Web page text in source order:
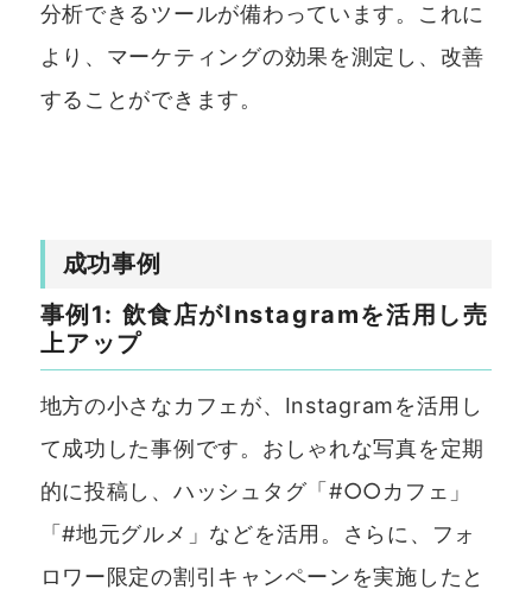
分析できるツールが備わっています。これに
より、マーケティングの効果を測定し、改善
することができます。
成功事例
事例1: 飲食店がInstagramを活用し売
上アップ
地方の小さなカフェが、Instagramを活用し
て成功した事例です。おしゃれな写真を定期
的に投稿し、ハッシュタグ「#○○カフェ」
「#地元グルメ」などを活用。さらに、フォ
ロワー限定の割引キャンペーンを実施したと